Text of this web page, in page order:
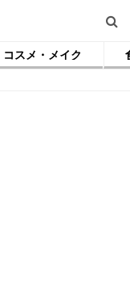
コスメ・メイク